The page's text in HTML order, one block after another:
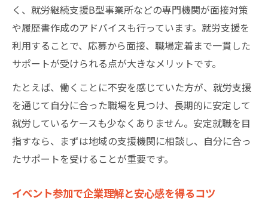
く、就労継続支援B型事業所などの専門機関が面接対策
や履歴書作成のアドバイスも行っています。就労支援を
利用することで、応募から面接、職場定着まで一貫した
サポートが受けられる点が大きなメリットです。
たとえば、働くことに不安を感じていた方が、就労支援
を通じて自分に合った職場を見つけ、長期的に安定して
就労しているケースも少なくありません。安定就職を目
指すなら、まずは地域の支援機関に相談し、自分に合っ
たサポートを受けることが重要です。
イベント参加で企業理解と安心感を得るコツ